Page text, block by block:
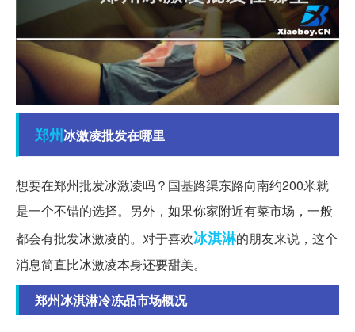
郑州冰激凌批发在哪里
想要在郑州批发冰激凌吗？国基路渠东路向南约200米就
是一个不错的选择。另外，如果你家附近有菜市场，一般
都会有批发冰激凌的。对于喜欢冰淇淋的朋友来说，这个
消息简直比冰激凌本身还要甜美。
郑州冰淇淋冷冻品市场概况